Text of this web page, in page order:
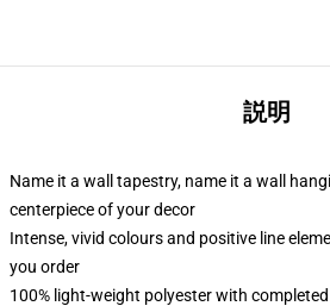
説明
Name it a wall tapestry, name it a wall
centerpiece of your decor
Intense, vivid colours and positive line
you order
100% light-weight polyester with